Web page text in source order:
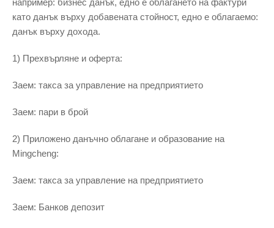
например: бизнес данък, едно е облагането на фактури
като данък върху добавената стойност, едно е облагаемо:
данък върху дохода.
1) Прехвърляне и оферта:
Заем: такса за управление на предприятието
Заем: пари в брой
2) Приложено данъчно облагане и образование на
Mingcheng:
Заем: такса за управление на предприятието
Заем: Банков депозит